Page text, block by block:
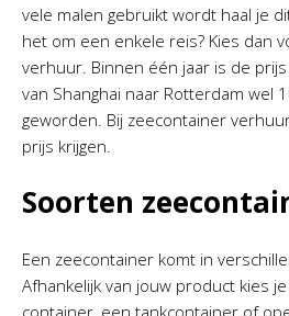
vele malen gebruikt wordt haal je
het om een enkele reis? Kies dan
verhuur. Binnen één jaar is de
van Shanghai naar Rotterdam wel
geworden. Bij zeecontainer
prijs krijgen.
Soorten
Een zeecontainer komt in
Afhankelijk van jouw product kies
container, een tankcontainer of